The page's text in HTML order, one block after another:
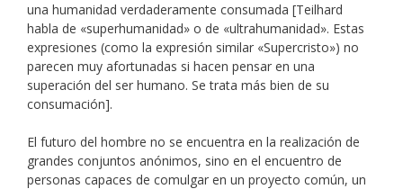
una humanidad verdaderamente consumada [Teilhard
habla de «superhumanidad» o de «ultrahumanidad». Estas
expresiones (como la expresión similar «Supercristo») no
parecen muy afortunadas si hacen pensar en una
superación del ser humano. Se trata más bien de su
consumación].
El futuro del hombre no se encuentra en la realización de
grandes conjuntos anónimos, sino en el encuentro de
personas capaces de comulgar en un proyecto común, un